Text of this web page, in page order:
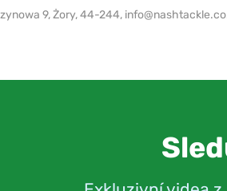
9, Żory, 44-244,